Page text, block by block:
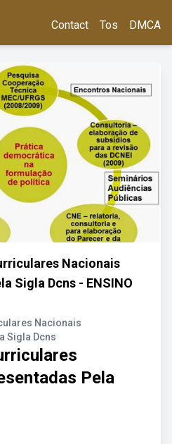
Contact Tos DMCA
Nacionais
Sigla Dcns - ENSINO
Nacionais
Sigla Dcns
Pela